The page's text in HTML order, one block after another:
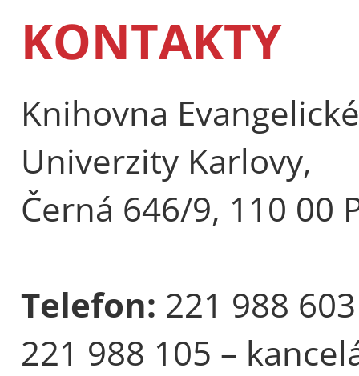
KONTAKTY
Knihovna
Univerzity Karlovy,
Černá 646/9, 110 00
Telefon: 221 988
221 988 105 –